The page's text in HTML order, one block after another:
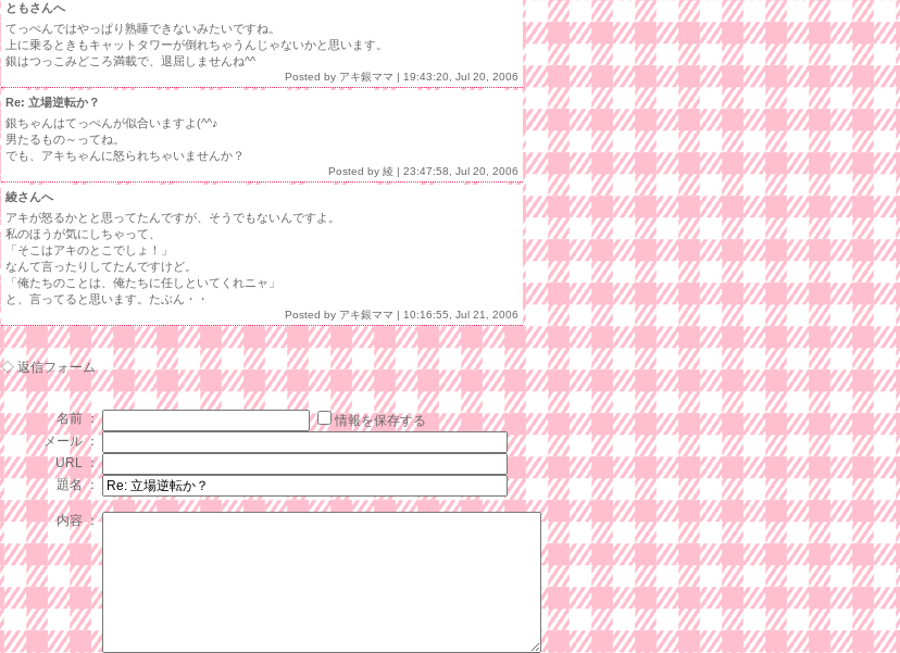
ともさんへ
てっぺんではやっぱり熟睡できないみたいですね。
上に乗るときもキャットタワーが倒れちゃうんじゃないかと思います。
銀はつっこみどころ満載で、退屈しませんね^^
Posted by アキ銀ママ | 19:43:20, Jul 20, 2006
Re: 立場逆転か？
銀ちゃんはてっぺんが似合いますよ(^^♪
男たるもの～ってね。
でも、アキちゃんに怒られちゃいませんか？
Posted by 綾 | 23:47:58, Jul 20, 2006
綾さんへ
アキが怒るかとと思ってたんですが、そうでもないんですよ。
私のほうが気にしちゃって、
「そこはアキのとこでしょ！」
なんて言ったりしてたんですけど。
「俺たちのことは、俺たちに任しといてくれニャ」
と、言ってると思います。たぶん・・
Posted by アキ銀ママ | 10:16:55, Jul 21, 2006
◇ 返信フォーム
名前 ：
情報を保存する
メール ：
URL ：
題名 ：
内容 ：